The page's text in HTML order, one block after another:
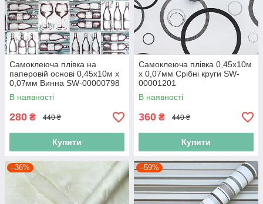
Самоклеюча плівка на
паперовій основі 0,45х10м х
0,07мм Винна SW-00000798
В наявності
280 ₴ 440 ₴
Купити
Самоклеюча плівка 0,45х10м
х 0,07мм Срібні круги SW-
00001201
В наявності
360 ₴ 440 ₴
Купити
–36% –59%